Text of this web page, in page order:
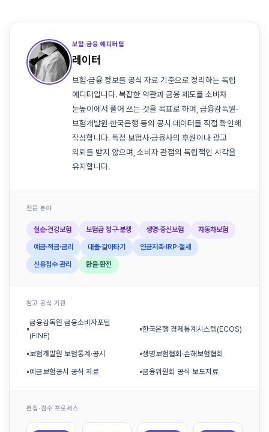
보험·금융 에디터팀
레이터
보험·금융 정보를 공식 자료 기준으로 정리하는 독립
에디터입니다. 복잡한 약관과 금융 제도를 소비자
눈높이에서 풀어 쓰는 것을 목표로 하며, 금융감독원·
보험개발원·한국은행 등의 공시 데이터를 직접 확인해
작성합니다. 특정 보험사·금융사의 후원이나 광고
의뢰를 받지 않으며, 소비자 관점의 독립적인 시각을
유지합니다.
전문 분야
실손·건강보험 보험금 청구·분쟁 생명·종신보험 자동차보험
예금·적금·금리 대출·갈아타기 연금저축·IRP·절세
신용점수 관리 환율·환전
참고 공식 기관
▪
금융감독원 금융소비자포털
(FINE)
▪한국은행 경제통계시스템(ECOS)
▪보험개발원 보험통계·공시 ▪생명보험협회·손해보험협회
▪예금보험공사 공식 자료 ▪금융위원회 공식 보도자료
편집·검수 프로세스